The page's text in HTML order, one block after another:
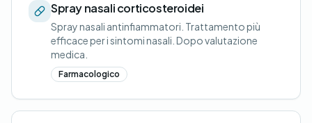
Spray nasali corticosteroidei
Spray nasali antinfiammatori. Trattamento più
efficace per i sintomi nasali. Dopo valutazione
medica.
Farmacologico